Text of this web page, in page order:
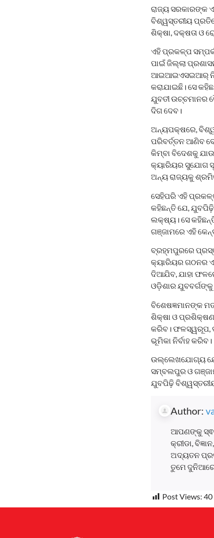
ରାଜ୍ୟ ସରକାରଙ୍କ
ବିଶ୍ୱସ୍ତରୀୟ
ଶିକ୍ଷା, ଦକ୍ଷତା ଓ
ଏହି ପ୍ରକଳ୍ପ
ପାଇଁ ଜିଲ୍ଲା
ଆଇଆଇଏସଇଆର୍
କରାଯାଇଛି। ସେ
ଯୁବତୀ ଉଚ୍ଚମାନର
ଦିଗ ଦେବ।
ଅନ୍ୟପକ୍ଷରେ, ବିଶ୍ୱ
ପରିବର୍ତ୍ତନ ଆଣିବ
କିମ୍ବା ବିଦେଶକୁ
କ୍ୟାରିୟର ସୁଯୋଗ
ଅନ୍ୟ ରାଜ୍ୟକୁ
ସେହିପରି ଏହି
କହିଛନ୍ତି ଯେ,
ଲକ୍ଷ୍ୟ। ସେ
ଗଞ୍ଜାମରେ ଏହି
ବ୍ରହ୍ମପୁରରେ
କ୍ୟାରିୟର ଗଠନର
ଦିଆଯିବ, ଯାହା
ଓଡ଼ିଶାର
ବିଶେଷଜ୍ଞମାନଙ୍କ
ଶିକ୍ଷା ଓ
କରିବ। ଫଳସ୍ୱରୂପ,
ଭୂମିକା ନିର୍ବାହ କରିବ।
ଉଲ୍ଲେଖଯୋଗ୍ୟ ଯେ,
ସମ୍ବଲପୁର ଓ
ଯୁବପିଢ଼ି
Author:
ଆପଣଙ୍କୁ
କ୍ରୀଡା,
ଅଦ୍ୟତନ
ତୁମେ
Post Views: 40